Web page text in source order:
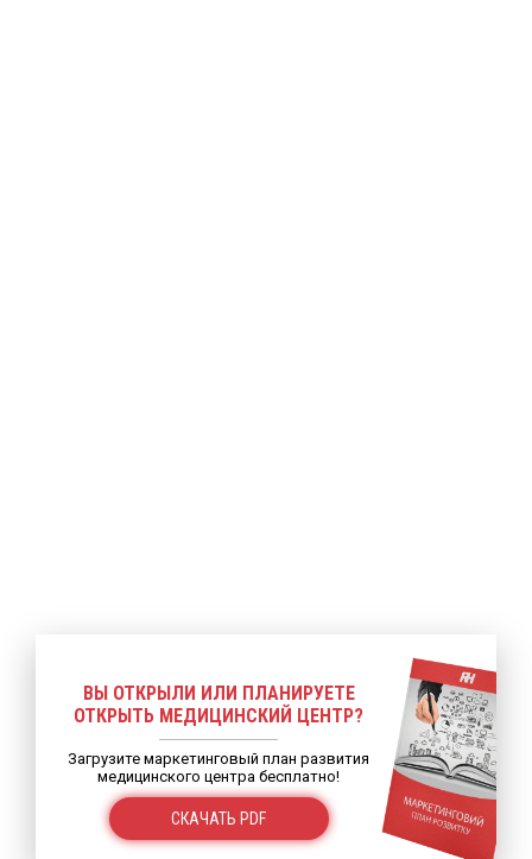
ВЫ ОТКРЫЛИ ИЛИ ПЛАНИРУЕТЕ
ОТКРЫТЬ МЕДИЦИНСКИЙ ЦЕНТР?
Загрузите маркетинговый план развития
медицинского центра бесплатно!
СКАЧАТЬ PDF